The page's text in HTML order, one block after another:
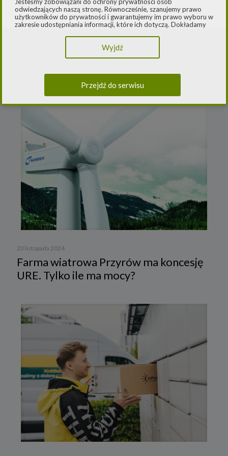
20 listopada 2024
Farma wiatrowa Przyrów ma koncesję
URE. Tylko ile ma mocy?
odwiedzających naszą stronę. Równocześnie, szanujemy prawo
użytkowników do prywatności i gwarantujemy im prawo wyboru w
zakresie udostępniania informacji, które ich dotyczą. Dokładamy
przepisami, w szczególności rozporządzeniem Parlamentu
Europejskiego i Rady (UE) 2016/979 z dnia 27 kwietnia 2016 r. w
10 maja 2018 roku o ochronie danych osobowych („
odpowiedzialnością sp. k. z siedzibą w Warszawie, przy ul.
Dąbrowieckiej 6A lok. 6, 03-932 Warszawa, wpisana do rejestru
przedsiębiorców Krajowego Rejestru Sądowego, prowadzonego
przez Sąd Rejonowy dla m. st. Warszawy w Warszawie, XIII
Wydział Gospodarczy Krajowego Rejestru Sądowego za numerem
KRS 0000770248, REGON 382497533, NIP 1132992861
Spółka”).
Spółka, jako administrator danych osobowych, decyduje o celach i
sposobach przetwarzania danych osobowych użytkowników.
W sprawach ochrony swoich danych osobowych możesz
skontaktować się z nami:
b) pisemnie na adres siedziby Spółki.
3. Zakres przetwarzanych danych
udostępniają w historii przeglądania stron i aplikacji w ramach
korzystania z naszych usług (wraz ze zautomatyzowaną analizą
aktywności użytkownika na stronie).
Spółka przetwarza również dane, które użytkownik podaje w celu
założenia konta lub korzystania z usługi newslettera, tj. imię,
nazwisko, adres e-mail.
4. Cel i podstawa przetwarzania danych
Twoje dane będą przetwarzane do celu:
a) realizacji usługi w oparciu o regulamin korzystania z serwisu, jeśli
użytkownik zarejestruje swoje konto lub skorzysta z usługi
newslettera (podstawa z art. 6 ust. 1 lit. b RODO),
b) dopasowania treści serwisu do zainteresowań użytkownika, a
także wykrywania nadużyć oraz pomiarów statystycznych i
udoskonalenia usług, będącego realizacją naszego prawnie
Wyjdź
Przejdź do serwisu